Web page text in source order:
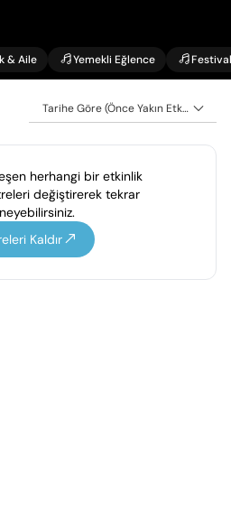
& Aile Yemekli Eğlence Festival
Tarihe Göre (Önce Yakın Etkinlikler)
herhangi bir etkinlik
değiştirerek tekrar
Kaldır